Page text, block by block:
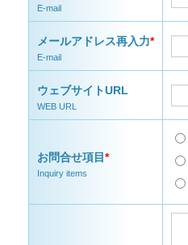
E-mail
メールアドレス再入力*
E-mail
ウェブサイトURL
WEB URL
お問合せ項目*
Inquiry items